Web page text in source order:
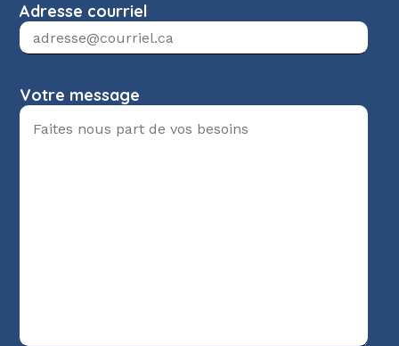
Adresse courriel
Votre message